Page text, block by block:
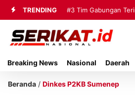
TRENDING #3 Tim Gabungan
Korban Evakuasi KM
Breaking News Nasional Daerah
Beranda / Dinkes P2KB Sumenep